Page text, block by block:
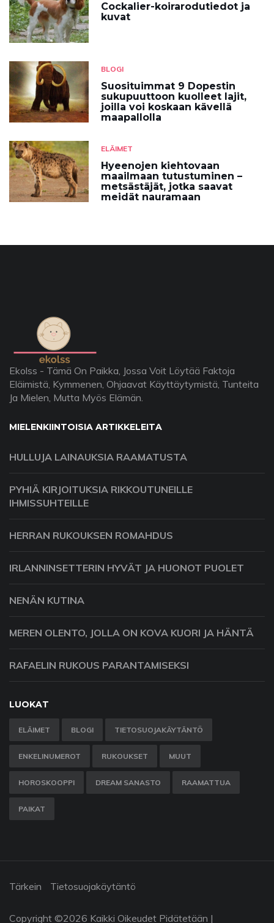
Cockalier-koirarodutiedot ja
kuvat
BLOGI
Suosituimmat 9 Dopestin
sukupuuttoon kuolleet lajit,
joilla voi koskaan kävellä
maapallolla
ELÄIMET
Hyeenojen kiehtovaan
maailmaan tutustuminen –
metsästäjät, jotka saavat
meidät nauramaan
Ekolss - Tämä On Paikka, Jossa Voit Löytää Faktoja
Eläimistä, Kymmenen, Ohjaavat Käyttäytymistä, Tunteita
Ja Mielen, Mutta Myös Elämän.
MIELENKIINTOISIA ARTIKKELEITA
HULLUJA LAINAUKSIA RAAMATUSTA
PYHIÄ KIRJOITUKSIA RIKKOUTUNEILLE
IHMISSUHTEILLE
HERRAN RUKOUKSEN ROMAHDUS
IRLANNINSETTERIN HYVÄT JA HUONOT PUOLET
NENÄN KUTINA
MEREN OLENTO, JOLLA ON KOVA KUORI JA HÄNTÄ
RAFAELIN RUKOUS PARANTAMISEKSI
LUOKAT
ELÄIMET BLOGI TIETOSUOJAKÄYTÄNTÖ
ENKELINUMEROT RUKOUKSET MUUT
HOROSKOOPPI DREAM SANASTO RAAMATTUA
PAIKAT
Tärkein Tietosuojakäytäntö
Copyright ©2026 Kaikki Oikeudet Pidätetään |